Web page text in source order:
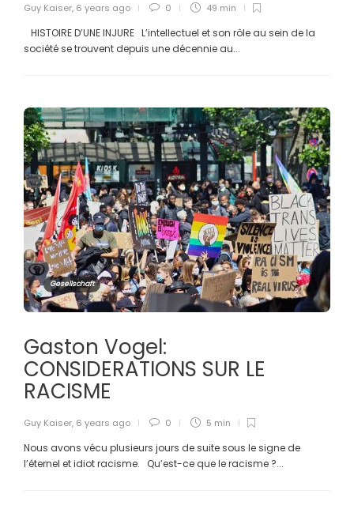
Guy Kaiser, 6 years ago 0 49 min
HISTOIRE D’UNE INJURE L’intellectuel et son rôle au sein de la
société se trouvent depuis une décennie au...
Gesellschaft
Gaston Vogel:
CONSIDERATIONS SUR LE
RACISME
Guy Kaiser, 6 years ago 0 5 min
Nous avons vécu plusieurs jours de suite sous le signe de
l’éternel et idiot racisme. Qu’est-ce que le racisme ?...